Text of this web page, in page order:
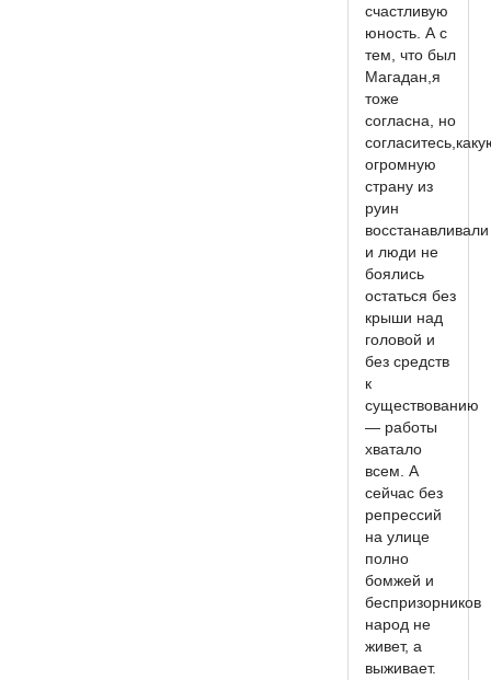
счастливую
юность. А с
тем, что был
Магадан,я
тоже
согласна, но
огромную
страну из
руин
восстанавливали
и люди не
боялись
остаться без
крыши над
головой и
без средств
к
существованию
— работы
хватало
всем. А
сейчас без
репрессий
на улице
полно
бомжей и
беспризорников
народ не
живет, а
выживает.